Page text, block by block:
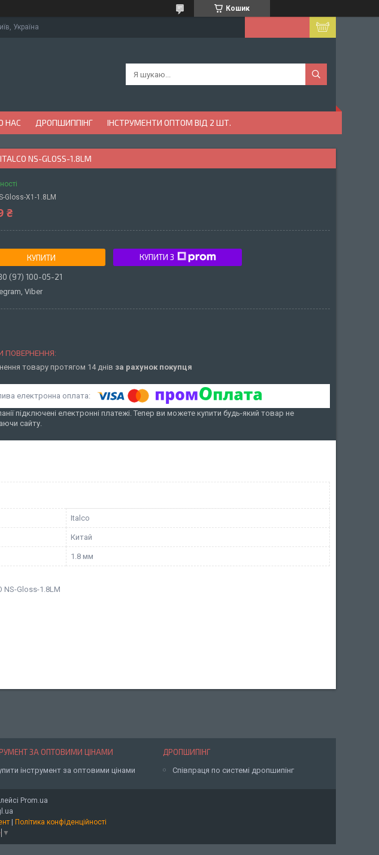
Кошик
Україна
НАС ДРОПШИППІНГ ІНСТРУМЕНТИ ОПТОМ ВІД 2 ШТ.
NS-GLOSS-1.8LM
Gloss-X1-1.8LM
₴
КУПИТИ КУПИТИ З
(97) 100-05-21
Viber
товару протягом 14 днів за рахунок покупця
підключені електронні платежі. Тепер ви можете купити будь-який товар не
сайту.
Italco
Китай
1.8 мм
NS-Gloss-1.8LM
ЗА ОПТОВИМИ ЦІНАМИ
інструмент за оптовими цінами
ДРОПШИПІНГ
Співпраця по системі дропшипінг
Prom.ua
| Політика конфіденційності
▼